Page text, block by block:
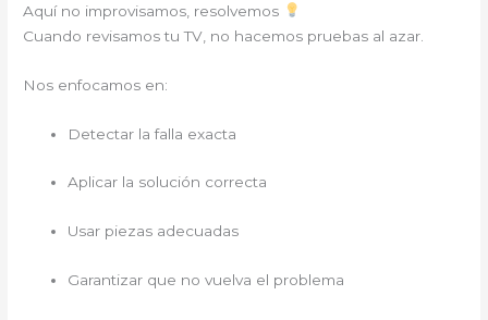
Aquí no improvisamos, resolvemos
Cuando revisamos tu TV, no hacemos pruebas al azar.
Nos enfocamos en:
Detectar la falla exacta
Aplicar la solución correcta
Usar piezas adecuadas
Garantizar que no vuelva el problema